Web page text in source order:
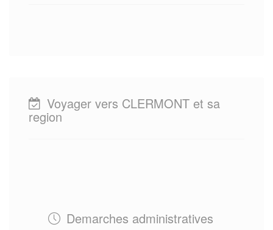
Voyager vers CLERMONT et sa
region
Demarches administratives